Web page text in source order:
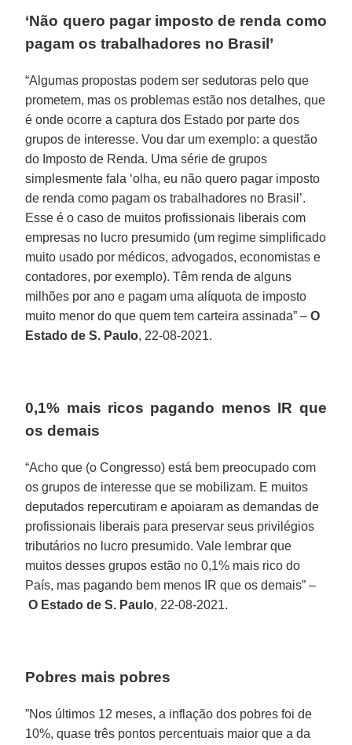
‘Não quero pagar imposto de renda como
pagam os trabalhadores no Brasil’
“Algumas propostas podem ser sedutoras pelo que
prometem, mas os problemas estão nos detalhes, que
é onde ocorre a captura dos Estado por parte dos
grupos de interesse. Vou dar um exemplo: a questão
do Imposto de Renda. Uma série de grupos
simplesmente fala ‘olha, eu não quero pagar imposto
de renda como pagam os trabalhadores no Brasil’.
Esse é o caso de muitos profissionais liberais com
empresas no lucro presumido (um regime simplificado
muito usado por médicos, advogados, economistas e
contadores, por exemplo). Têm renda de alguns
milhões por ano e pagam uma alíquota de imposto
muito menor do que quem tem carteira assinada” –O
Estado de S. Paulo, 22-08-2021.
0,1% mais ricos pagando menos IR que
os demais
“Acho que (o Congresso) está bem preocupado com
os grupos de interesse que se mobilizam. E muitos
deputados repercutiram e apoiaram as demandas de
profissionais liberais para preservar seus privilégios
tributários no lucro presumido. Vale lembrar que
muitos desses grupos estão no 0,1% mais rico do
País, mas pagando bem menos IR que os demais” –
O Estado de S. Paulo, 22-08-2021.
Pobres mais pobres
”Nos últimos 12 meses, a inflação dos pobres foi de
10%, quase três pontos percentuais maior que a da